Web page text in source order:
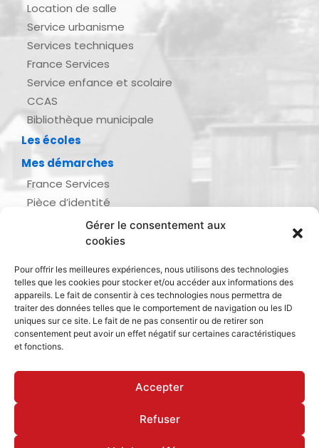
Gérer le consentement aux
cookies
Pour offrir les meilleures expériences, nous utilisons des technologies
telles que les cookies pour stocker et/ou accéder aux informations des
appareils. Le fait de consentir à ces technologies nous permettra de
traiter des données telles que le comportement de navigation ou les ID
uniques sur ce site. Le fait de ne pas consentir ou de retirer son
consentement peut avoir un effet négatif sur certaines caractéristiques
et fonctions.
Accepter
Refuser
Location de salle
Service urbanisme
Services techniques
France Services
Service enfance et scolaire
CCAS
Bibliothèque municipale
Les écoles
Mes démarches
France Services
Pièce d’identité
Demande d’actes d’état civil
Inscription listes électorales
Recensement militaire
Le journal de ma ville
Gestion des déchets
Mentions légales & politique de confidentialité
Déclaration d’accessibilité